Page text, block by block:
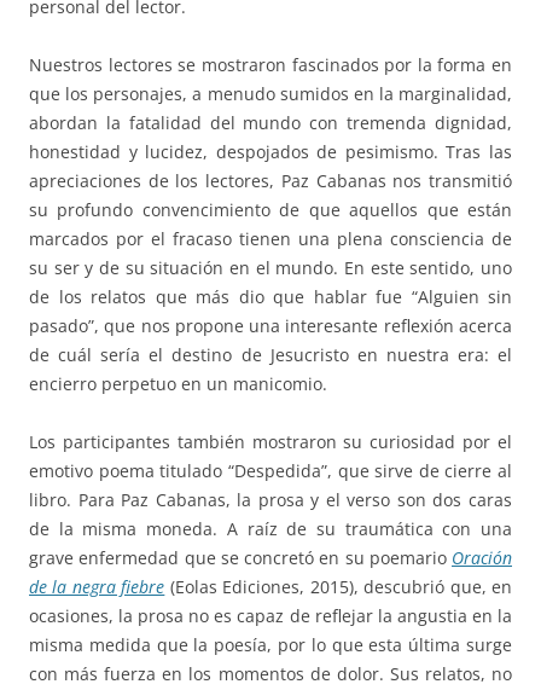
personal del lector.
Nuestros lectores se mostraron fascinados por la forma en
que los personajes, a menudo sumidos en la marginalidad,
abordan la fatalidad del mundo con tremenda dignidad,
honestidad y lucidez, despojados de pesimismo. Tras las
apreciaciones de los lectores, Paz Cabanas nos transmitió
su profundo convencimiento de que aquellos que están
marcados por el fracaso tienen una plena consciencia de
su ser y de su situación en el mundo. En este sentido, uno
de los relatos que más dio que hablar fue “Alguien sin
pasado”, que nos propone una interesante reflexión acerca
de cuál sería el destino de Jesucristo en nuestra era: el
encierro perpetuo en un manicomio.
Los participantes también mostraron su curiosidad por el
emotivo poema titulado “Despedida”, que sirve de cierre al
libro. Para Paz Cabanas, la prosa y el verso son dos caras
de la misma moneda. A raíz de su traumática con una
grave enfermedad que se concretó en su poemario Oración
de la negra fiebre (Eolas Ediciones, 2015), descubrió que, en
ocasiones, la prosa no es capaz de reflejar la angustia en la
misma medida que la poesía, por lo que esta última surge
con más fuerza en los momentos de dolor. Sus relatos, no